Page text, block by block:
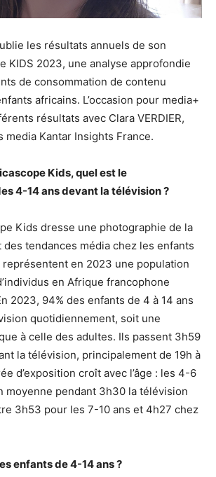
les résultats annuels de son
KIDS 2023, une analyse approfondie
de consommation de contenu
africains. L’occasion pour media+
résultats avec Clara VERDIER,
media Kantar Insights France.
Kids, quel est le
4-14 ans devant la télévision ?
Kids dresse une photographie de la
tendances média chez les enfants
représentent en 2023 une population
en Afrique francophone
2023, 94% des enfants de 4 à 14 ans
quotidiennement, soit une
à celle des adultes. Ils passent 3h59
la télévision, principalement de 19h à
d’exposition croît avec l’âge : les 4-6
moyenne pendant 3h30 la télévision
3h53 pour les 7-10 ans et 4h27 chez
enfants de 4-14 ans ?